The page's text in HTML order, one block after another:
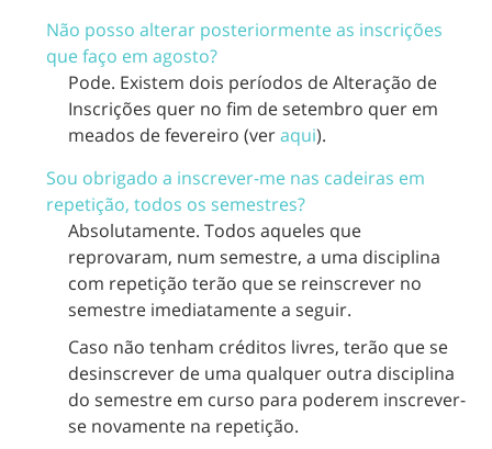
Não posso alterar posteriormente as inscrições
que faço em agosto?
Pode. Existem dois períodos de Alteração de
Inscrições quer no fim de setembro quer em
meados de fevereiro (veraqui).
Sou obrigado a inscrever-me nas cadeiras em
repetição, todos os semestres?
Absolutamente. Todos aqueles que
reprovaram, num semestre, a uma disciplina
com repetição terão que se reinscrever no
semestre imediatamente a seguir.
Caso não tenham créditos livres, terão que se
desinscrever de uma qualquer outra disciplina
do semestre em curso para poderem inscrever-
se novamente na repetição.